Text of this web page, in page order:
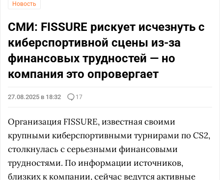
Новость
СМИ: FISSURE рискует исчезнуть с
киберспортивной сцены из-за
финансовых трудностей — но
компания это опровергает
27.08.2025 в 18:32 17
Организация FISSURE, известная своими
крупными киберспортивными турнирами по CS2,
столкнулась с серьезными финансовыми
трудностями. По информации источников,
близких к компании, сейчас ведутся активные